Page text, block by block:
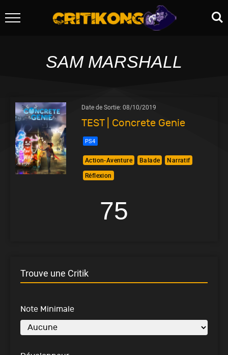
SAM MARSHALL
Date de Sortie: 08/10/2019
TEST | Concrete Genie
PS4
Action-Aventure Balade
Narratif
Réflexion
75
Trouve une Critik
Note Minimale